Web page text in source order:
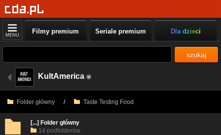
MENU Filmy premium Seriale premium Dla dzieci
szukaj
KultAmerica
Folder główny / Taste Testing Food
[...] Folder główny
14 podfolderów